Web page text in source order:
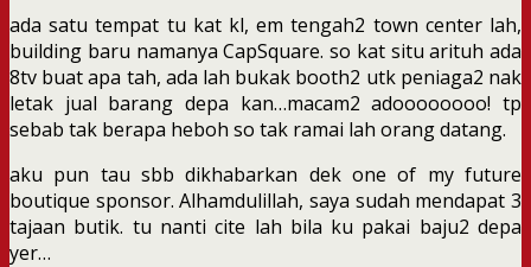
ada satu tempat tu kat kl, em tengah2 town center lah,
building baru namanya CapSquare. so kat situ arituh ada
8tv buat apa tah, ada lah bukak booth2 utk peniaga2 nak
letak jual barang depa kan…macam2 adoooooooo! tp
sebab tak berapa heboh so tak ramai lah orang datang.
aku pun tau sbb dikhabarkan dek one of my future
boutique sponsor. Alhamdulillah, saya sudah mendapat 3
tajaan butik. tu nanti cite lah bila ku pakai baju2 depa
yer…